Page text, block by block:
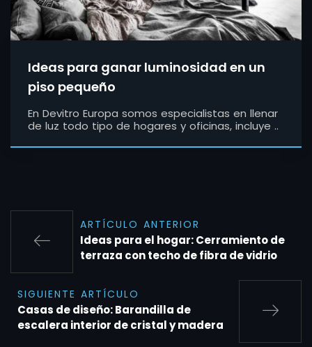
Ideas para ganar luminosidad en un
piso pequeño
En Devitro Europa somos especialistas en llenar
de luz todo tipo de hogares y oficinas, incluye ..
ARTÍCULO ANTERIOR
Ideas para el hogar: Cerramiento de
terraza con techo de fibra de vidrio
SIGUIENTE ARTÍCULO
Casas de diseño: Barandilla de
escalera interior de cristal y madera